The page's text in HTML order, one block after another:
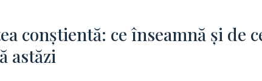
conștientă: ce înseamnă și de
astăzi